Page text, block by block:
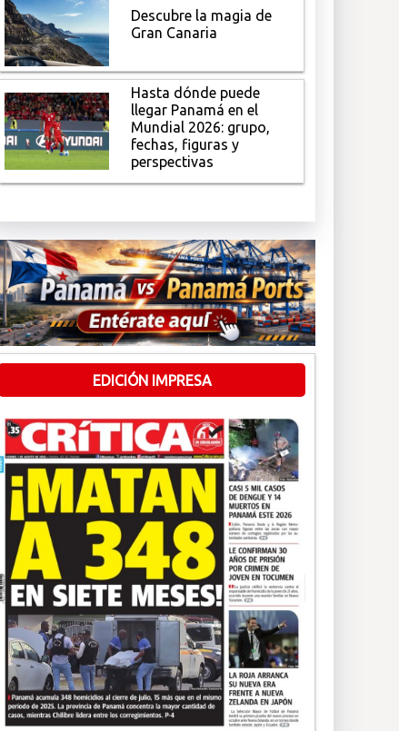
Descubre la magia de
Gran Canaria
Hasta dónde puede
llegar Panamá en el
Mundial 2026: grupo,
fechas, figuras y
perspectivas
EDICIÓN IMPRESA